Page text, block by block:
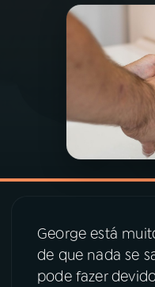
PROGRAMAÇÃO
PODCASTS
07ÚLTIMAS
George está
de que nada se
pode fazer